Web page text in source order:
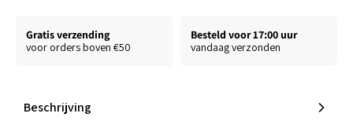
Gratis verzending
voor orders boven €50
Besteld voor 17:00 uur
vandaag verzonden
Beschrijving